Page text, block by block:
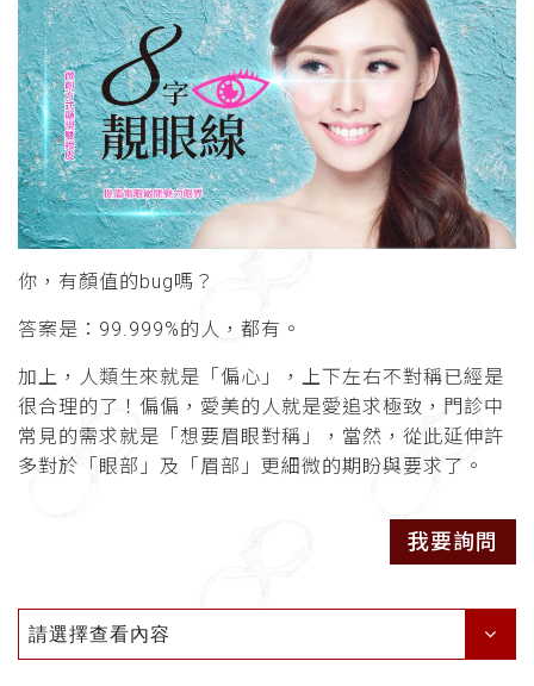
你，有顏值的bug嗎？
答案是：99.999%的人，都有。
加上，人類生來就是「偏心」，上下左右不對稱已經是
很合理的了！偏偏，愛美的人就是愛追求極致，門診中
常見的需求就是「想要眉眼對稱」，當然，從此延伸許
多對於「眼部」及「眉部」更細微的期盼與要求了。
我要詢問
請選擇查看內容